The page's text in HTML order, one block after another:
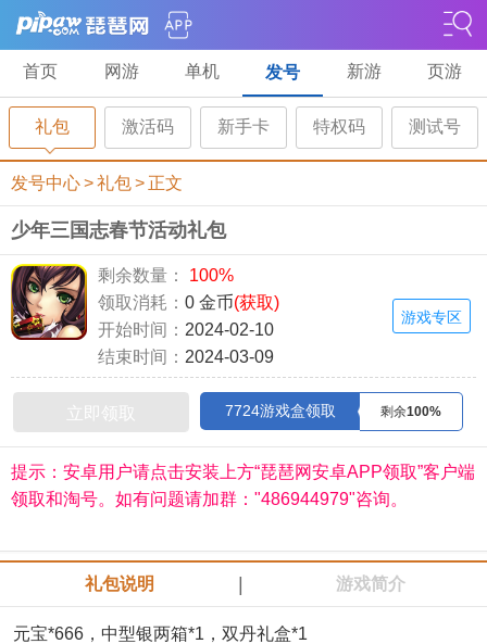
首页 网游 单机 发号 新游 页游
礼包 激活码 新手卡 特权码 测试号
发号中心>礼包> 正文
少年三国志春节活动礼包
剩余数量：
100%
领取消耗： 0 金币(获取)
开始时间： 2024-02-10
结束时间： 2024-03-09
游戏专区
立即领取 7724游戏盒领取 剩余100%
提示：安卓用户请点击安装上方“琵琶网安卓APP领取”客户端
领取和淘号。如有问题请加群："486944979"咨询。
礼包说明 游戏简介
元宝*666，中型银两箱*1，双丹礼盒*1